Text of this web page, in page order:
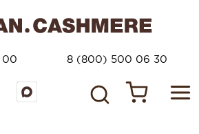
00 8 (800) 500 06 30